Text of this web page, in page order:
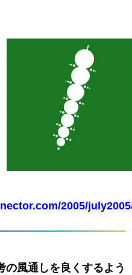
2005/
風通しを良くするよう